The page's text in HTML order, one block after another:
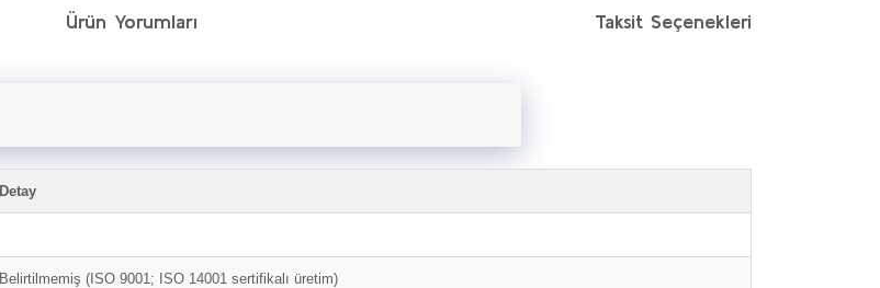
Ürün Yorumları Taksit Seçenekleri
Detay
Belirtilmemiş (ISO 9001; ISO 14001 sertifikalı üretim)